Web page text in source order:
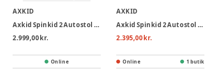
AXKID
Axkid Spinkid 2 Autostol - Driftwood Beige
2.999,00 kr.
Online
AXKID
Axkid Spinkid 2 Autostol - Arctic Mist Grey
2.395,00 kr.
Online 1 butik